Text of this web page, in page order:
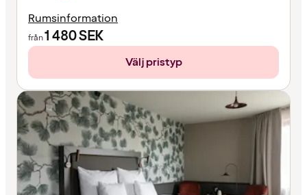
Rumsinformation
från1 480SEK
Välj pristyp